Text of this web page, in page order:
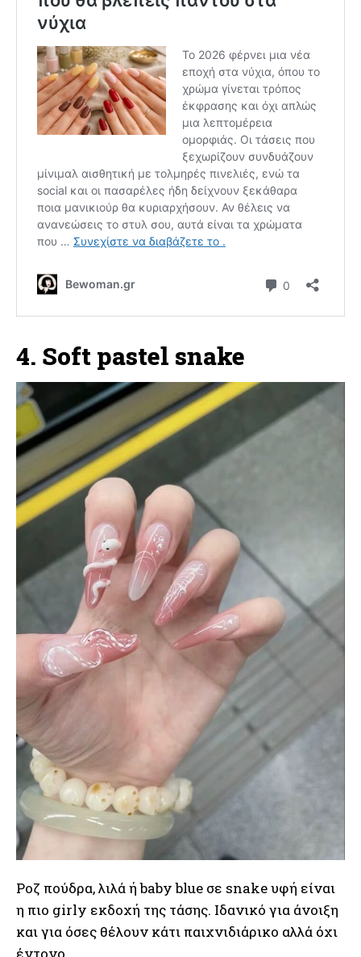
4. Soft pastel snake
Ροζ πούδρα, λιλά ή baby blue σε snake υφή είναι
η πιο girly εκδοχή της τάσης. Ιδανικό για άνοιξη
και για όσες θέλουν κάτι παιχνιδιάρικο αλλά όχι